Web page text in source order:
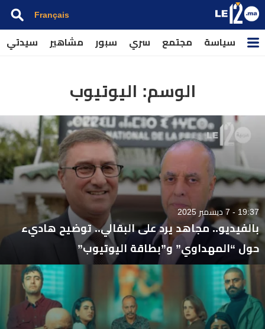
Français
سياسة مجتمع سري سبور مشاهير سيدتي
الوسم: اليوتيوب
19:37 - 7 ديسمبر 2025
بالفيديو.. مجاهد يرد على البقالي.. توضيح هاديء
حول “المهداوي” و”بطاقة اليوتيوب”